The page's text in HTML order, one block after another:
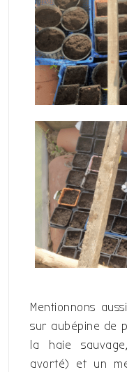
Mentionnons
sur aubépine de
la haie
avorté) et un